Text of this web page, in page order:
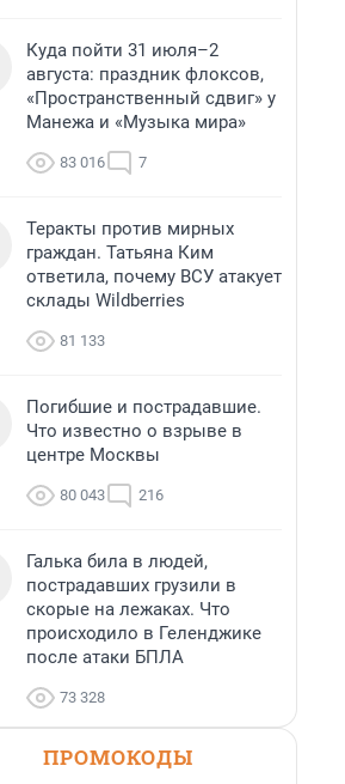
Куда пойти 31 июля–2
августа: праздник флоксов,
«Пространственный сдвиг» у
Манежа и «Музыка мира»
83 016 7
Теракты против мирных
граждан. Татьяна Ким
ответила, почему ВСУ атакует
склады Wildberries
81 133
Погибшие и пострадавшие.
Что известно о взрыве в
центре Москвы
80 043 216
Галька била в людей,
пострадавших грузили в
скорые на лежаках. Что
происходило в Геленджике
после атаки БПЛА
73 328
ПРОМОКОДЫ